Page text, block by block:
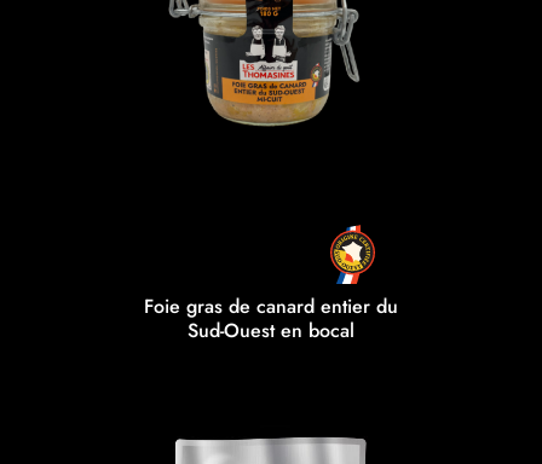
Foie gras de canard entier du
Sud-Ouest en bocal